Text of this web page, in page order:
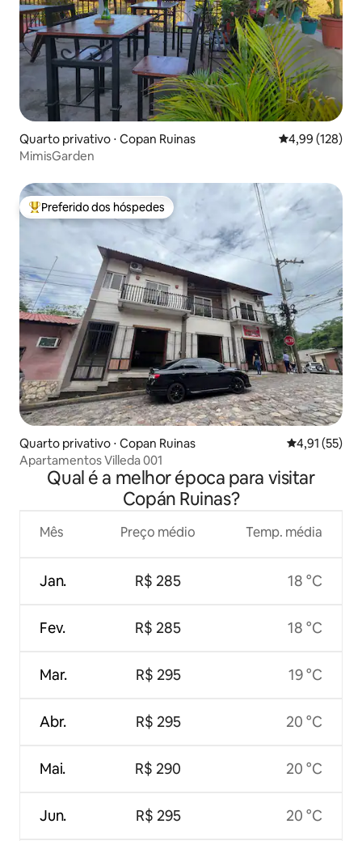
Quarto privativo ⋅ Copan Ruinas 4,99 de uma
4,99 (128)
MimisGarden
Entre os melhores preferidos dos hóspedes
Preferido dos hóspedes
Quarto privativo ⋅ Copan Ruinas 4,91 de uma
4,91 (55)
Apartamentos Villeda 001
Qual é a melhor época para visitar
Copán Ruinas?
Mês
Jan.
Fev.
Mar.
Abr.
Mai.
Jun.
Preço médio
R$ 285
R$ 285
R$ 295
R$ 295
R$ 290
R$ 295
Temp. média
18 °C
18 °C
19 °C
20 °C
20 °C
20 °C